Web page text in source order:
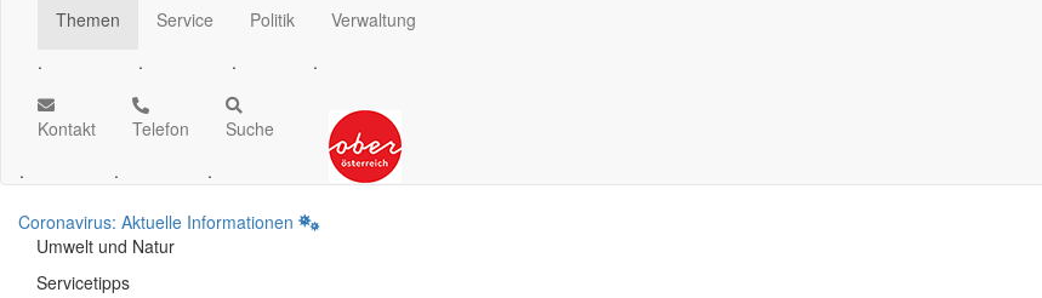
Themen
.
Service
.
Politik
.
Verwaltung
.
Kontakt
.
Telefon
.
Suche
.
Coronavirus: Aktuelle Informationen
Umwelt und Natur
Servicetipps